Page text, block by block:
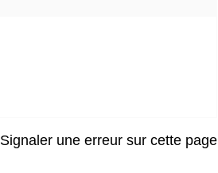
Signaler une erreur sur cette page